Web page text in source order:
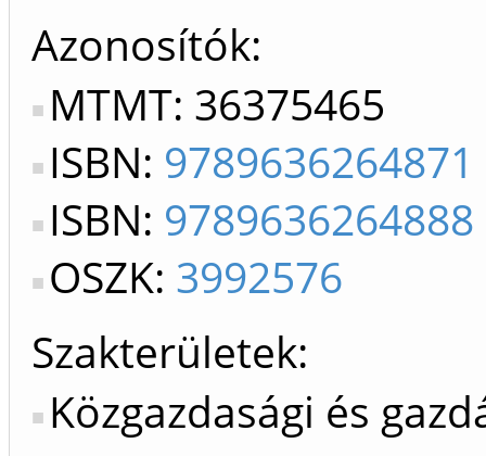
Azonosítók
MTMT: 36375465
ISBN: 9789636264871
ISBN: 9789636264888
OSZK: 3992576
Szakterületek:
Közgazdasági és